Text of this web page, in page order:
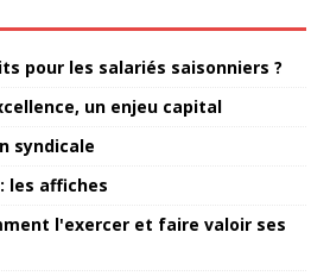
pour les salariés saisonniers ?
un enjeu capital
syndicale
les affiches
l'exercer et faire valoir ses